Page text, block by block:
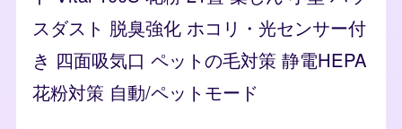
スダスト 脱臭強化 ホコリ・光センサー付
き 四面吸気口 ペットの毛対策 静電HEPA
花粉対策 自動/ペットモード